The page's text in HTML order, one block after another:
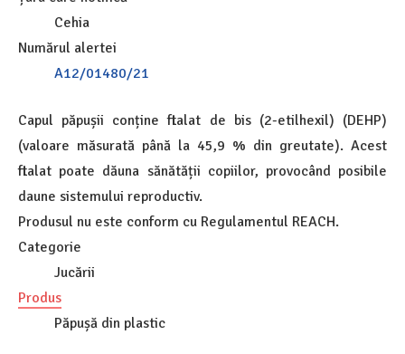
Cehia
Numărul alertei
A12/01480/21
Capul păpușii conține ftalat de bis (2-etilhexil) (DEHP)
(valoare măsurată până la 45,9 % din greutate). Acest
ftalat poate dăuna sănătății copiilor, provocând posibile
daune sistemului reproductiv.
Produsul nu este conform cu Regulamentul REACH.
Categorie
Jucării
Produs
Păpușă din plastic